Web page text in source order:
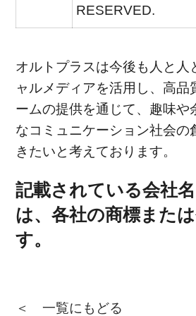
RESERVED.
オルトプラスは今後も人と人
ャルメディアを活用し、高品
ームの提供を通じて、趣味や
なコミュニケーション社会の
きたいと考えております。
記載されている会社
は、各社の商標また
す。
＜ 一覧にもどる